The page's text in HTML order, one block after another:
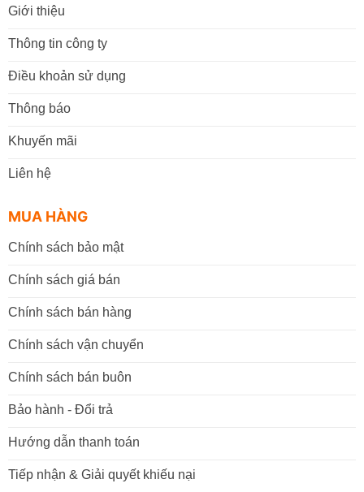
Giới thiệu
Thông tin công ty
Điều khoản sử dụng
Thông báo
Khuyến mãi
Liên hệ
MUA HÀNG
Chính sách bảo mật
Chính sách giá bán
Chính sách bán hàng
Chính sách vận chuyển
Chính sách bán buôn
Bảo hành - Đổi trả
Hướng dẫn thanh toán
Tiếp nhận & Giải quyết khiếu nại